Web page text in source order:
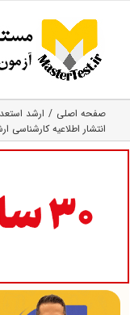
content
صفحه اصلی
ارشد
انتشار اطلاعیه کارشناسی